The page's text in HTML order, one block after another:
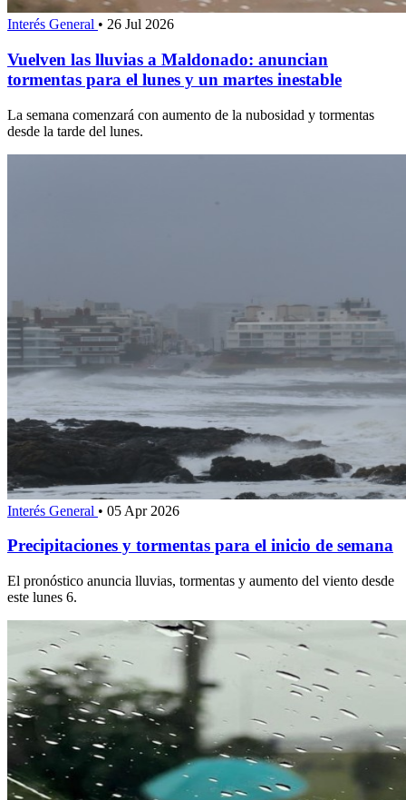
Interés General • 26 Jul 2026
Vuelven las lluvias a Maldonado: anuncian
tormentas para el lunes y un martes inestable
La semana comenzará con aumento de la nubosidad y tormentas
desde la tarde del lunes.
Interés General • 05 Apr 2026
Precipitaciones y tormentas para el inicio de semana
El pronóstico anuncia lluvias, tormentas y aumento del viento desde
este lunes 6.